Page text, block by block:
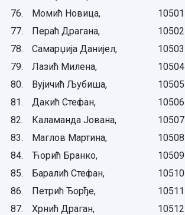
76.
Момић Новица, 10501
77.
Пераћ Драгана, 10502
78.
Самарџија Данијел, 10503
79.
Лазић Милена, 10504
80.
Вујичић Љубиша, 10505
81.
Дакић Стефан, 10506
82.
Каламанда Јована, 10507
83.
Маглов Мартина, 10508
84.
Ћорић Бранко, 10509
85.
Баралић Стефан, 10510
86.
Петрић Ђорђе, 10511
87.
Хрнић Драган, 10512